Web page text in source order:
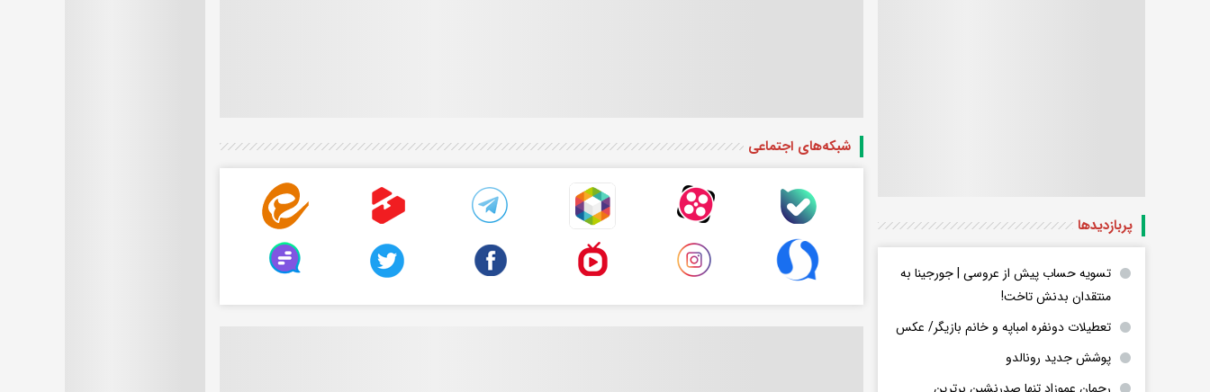
شبکه‌های اجتماعی
پربازدید‌ها
تسویه حساب پیش از عروسی | جورجینا به
منتقدان بدنش تاخت!
تعطیلات دونفره امباپه و خانم بازیگر/ عکس
پوشش جدید رونالدو